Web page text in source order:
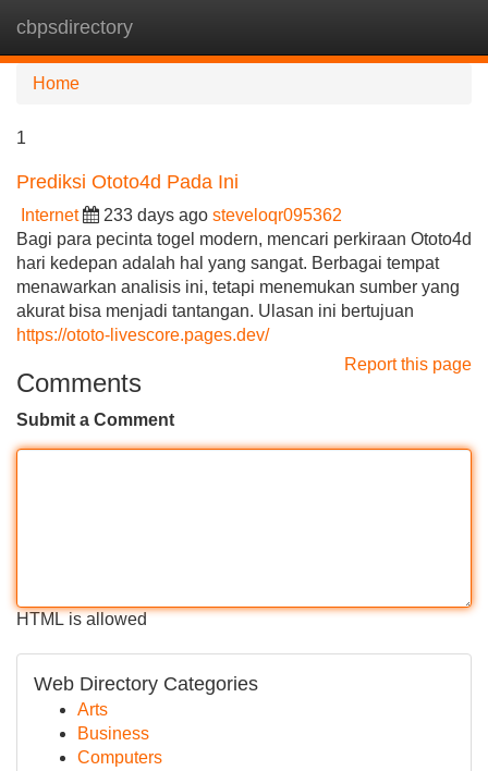
cbpsdirectory
Home
1
Prediksi Ototo4d Pada Ini
Internet 233 days ago steveloqr095362
Bagi para pecinta togel modern, mencari perkiraan Ototo4d
hari kedepan adalah hal yang sangat. Berbagai tempat
menawarkan analisis ini, tetapi menemukan sumber yang
akurat bisa menjadi tantangan. Ulasan ini bertujuan
https://ototo-livescore.pages.dev/
Report this page
Comments
Submit a Comment
HTML is allowed
Web Directory Categories
Arts
Business
Computers